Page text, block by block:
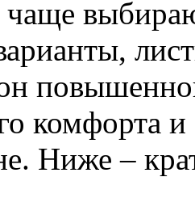
комфорта и
Ниже –